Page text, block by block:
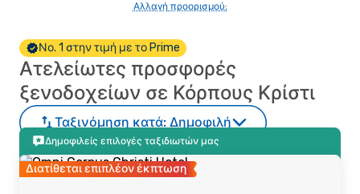
Αλλαγή προορισμού;
Νο. 1 στην τιμή με το Prime
Ατελείωτες προσφορές
ξενοδοχείων σε Κόρπους Κρίστι
Ταξινόμηση κατά: Δημοφιλή
Δημοφιλείς επιλογές ταξιδιωτών μας
Διατίθεται επιπλέον έκπτωση